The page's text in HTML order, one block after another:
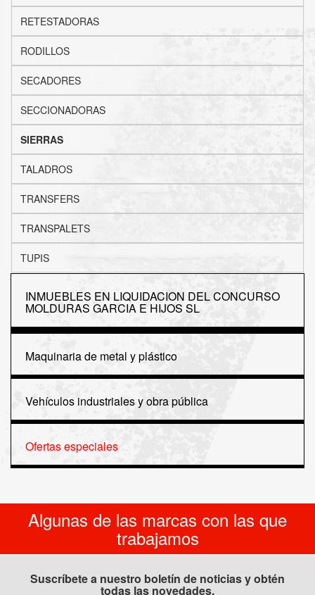
RETESTADORAS
RODILLOS
SECADORES
SECCIONADORAS
SIERRAS
TALADROS
TRANSFERS
TRANSPALETS
TUPIS
INMUEBLES EN LIQUIDACION DEL CONCURSO
MOLDURAS GARCIA E HIJOS SL
Maquinaria de metal y plástico
Vehículos industriales y obra pública
Ofertas especiales
Algunas de las marcas con las que
trabajamos
Suscríbete a nuestro boletín de noticias y obtén
todas las novedades.